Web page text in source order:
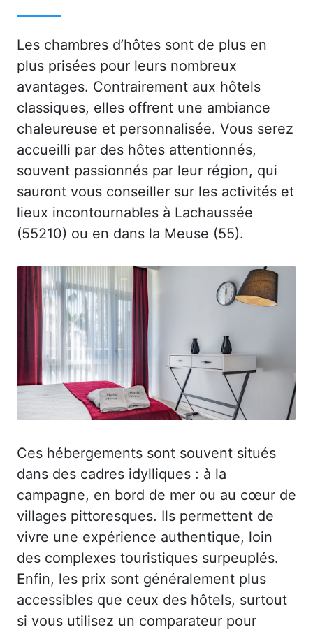
Les chambres d’hôtes sont de plus en
plus prisées pour leurs nombreux
avantages. Contrairement aux hôtels
classiques, elles offrent une ambiance
chaleureuse et personnalisée. Vous serez
accueilli par des hôtes attentionnés,
souvent passionnés par leur région, qui
sauront vous conseiller sur les activités et
lieux incontournables à Lachaussée
(55210) ou en dans la Meuse (55).
Ces hébergements sont souvent situés
dans des cadres idylliques : à la
campagne, en bord de mer ou au cœur de
villages pittoresques. Ils permettent de
vivre une expérience authentique, loin
des complexes touristiques surpeuplés.
Enfin, les prix sont généralement plus
accessibles que ceux des hôtels, surtout
si vous utilisez un comparateur pour